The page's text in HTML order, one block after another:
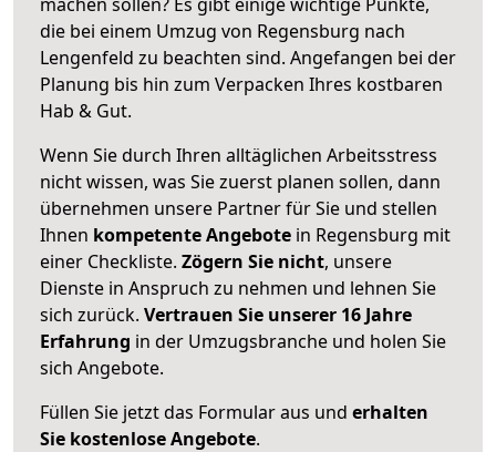
die bei einem Umzug von Regensburg nach
Lengenfeld zu beachten sind. Angefangen bei der
Planung bis hin zum Verpacken Ihres kostbaren
Hab & Gut.
Wenn Sie durch Ihren alltäglichen Arbeitsstress
nicht wissen, was Sie zuerst planen sollen, dann
übernehmen unsere Partner für Sie und stellen
Ihnen kompetente Angebote in Regensburg mit
einer Checkliste. Zögern Sie nicht, unsere
Dienste in Anspruch zu nehmen und lehnen Sie
sich zurück. Vertrauen Sie unserer 16 Jahre
Erfahrung in der Umzugsbranche und holen Sie
sich Angebote.
Füllen Sie jetzt das Formular aus und erhalten
Sie kostenlose Angebote.